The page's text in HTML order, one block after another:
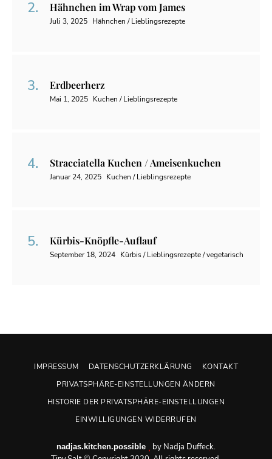
Hähnchen im Wrap vom James
Juli 3, 2025 Hähnchen / Lieblingsrezepte
Erdbeerherz
Mai 1, 2025 Kuchen / Lieblingsrezepte
Stracciatella Kuchen / Ameisenkuchen
Januar 24, 2025 Kuchen / Lieblingsrezepte
Kürbis-Knöpfle-Auflauf
September 18, 2024 Kürbis / Lieblingsrezepte / vegetarisch
IMPRESSUM DATENSCHUTZERKLÄRUNG
KONTAKT
PRIVATSPHÄRE-EINSTELLUNGEN ÄNDERN
HISTORIE DER PRIVATSPHÄRE-EINSTELLUNGEN
EINWILLIGUNGEN WIDERRUFEN
nadjas.kitchen.possible
by Nadja Duffeck.